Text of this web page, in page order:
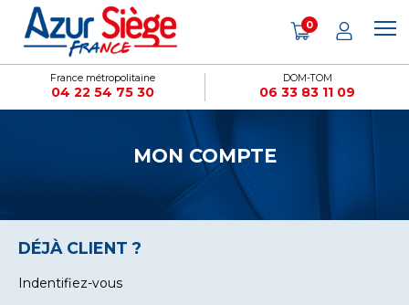
France métropolitaine
04 22 54 75 30
DOM-TOM
06 33 83 11 09
0
MON COMPTE
DÉJÀ CLIENT ?
Indentifiez-vous
Cookies management panel